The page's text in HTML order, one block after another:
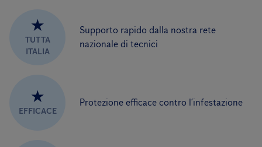
★
TUTTA
ITALIA
Supporto rapido dalla nostra rete
nazionale di tecnici
★
EFFICACE
Protezione efficace contro l’infestazione